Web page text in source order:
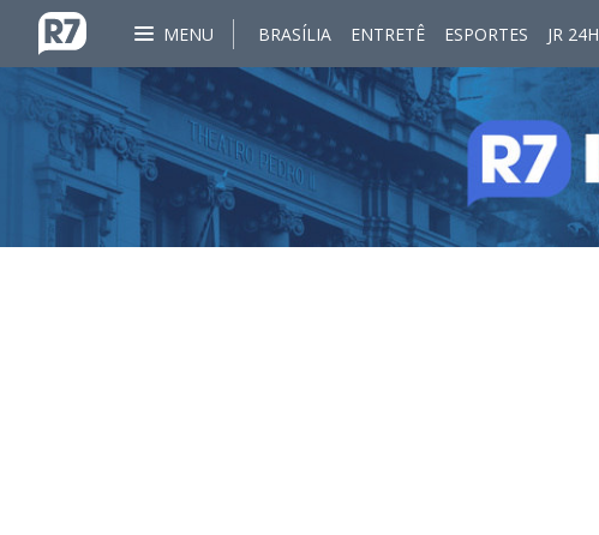
MENU BRASÍLIA ENTRETÊ ESPORTES JR 24H